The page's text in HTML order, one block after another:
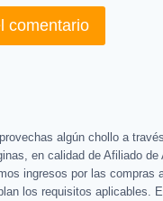
algún chollo a
en calidad de Afiliado de
ingresos por las compras
los requisitos aplicables.